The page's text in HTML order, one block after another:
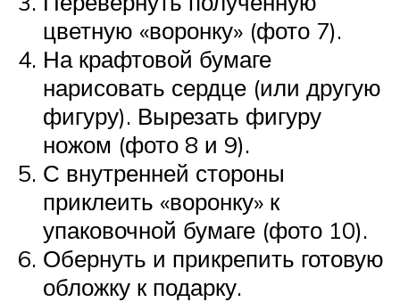
цветную «воронку» (фото 7).
На крафтовой бумаге
нарисовать сердце (или другую
фигуру). Вырезать фигуру
ножом (фото 8 и 9).
С внутренней стороны
приклеить «воронку» к
упаковочной бумаге (фото 10).
Обернуть и прикрепить готовую
обложку к подарку.